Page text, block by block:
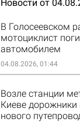
Новости от
В Голосеевском
мотоциклист
автомобилем
04.08.2026, 01:44
Возле станции
Киеве
нового